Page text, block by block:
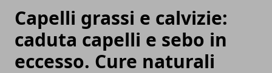
Capelli grassi e calvizie:
caduta capelli e sebo in
eccesso. Cure naturali